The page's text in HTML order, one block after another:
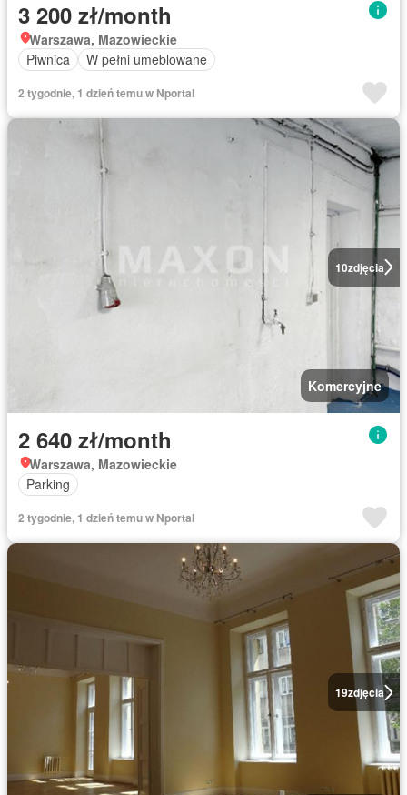
3 200 zł/month
Warszawa, Mazowieckie
Piwnica
W pełni umeblowane
2 tygodnie, 1 dzień temu w Nportal
10zdjęcia
Komercyjne
2 640 zł/month
Warszawa, Mazowieckie
Parking
2 tygodnie, 1 dzień temu w Nportal
19zdjęcia